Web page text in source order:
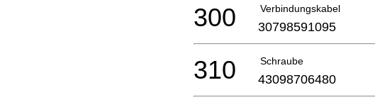
Verbindungskabel
300 30798591095
Schraube
310 43098706480